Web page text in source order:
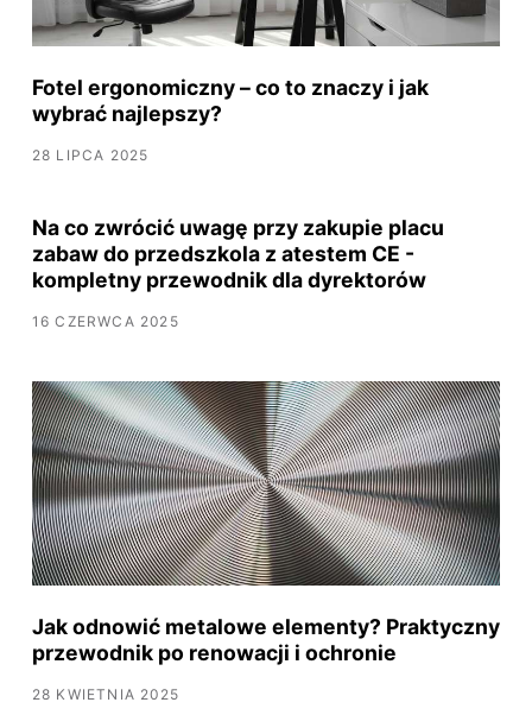
Fotel ergonomiczny – co to znaczy i jak
wybrać najlepszy?
28 LIPCA 2025
Na co zwrócić uwagę przy zakupie placu
zabaw do przedszkola z atestem CE -
kompletny przewodnik dla dyrektorów
16 CZERWCA 2025
Jak odnowić metalowe elementy? Praktyczny
przewodnik po renowacji i ochronie
28 KWIETNIA 2025